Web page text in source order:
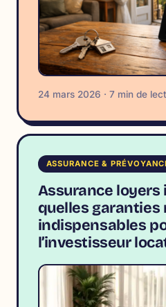
24 mars 2026 · 7 min de
ASSURANCE &
Assurance loyers
quelles garanties
indispensables
l’investisseur